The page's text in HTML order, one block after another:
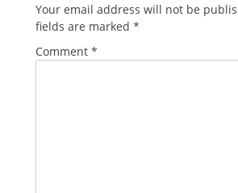
Your email address will not be
fields are marked *
Comment *